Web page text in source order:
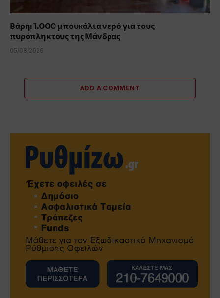
Βάρη: 1.000 μπουκάλια νερό για τους
πυρόπληκτους της Μάνδρας
05/08/2026
ADD A COMMENT